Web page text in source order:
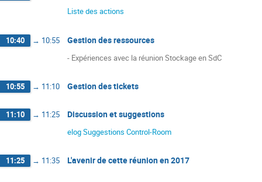
Liste des actions
10:40 → 10:55 Gestion des ressources
- Expériences avec la réunion Stockage en SdC
10:55 → 11:10 Gestion des tickets
11:10 → 11:25 Discussion et suggestions
elog Suggestions Control-Room
11:25 → 11:35 L'avenir de cette réunion en 2017